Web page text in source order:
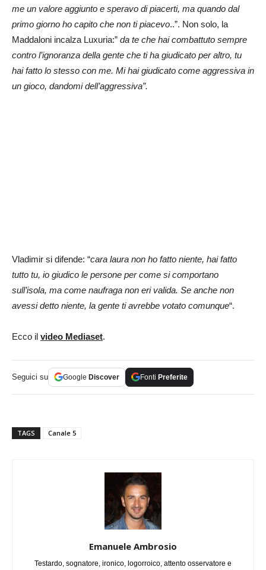
me un valore aggiunto e speravo di piacerti, ma quando dal
primo giorno ho capito che non ti piacevo..”. Non solo, la
Maddaloni incalza Luxuria:” da te che hai combattuto sempre
contro l’ignoranza della gente che ti ha giudicato per altro, tu
hai fatto lo stesso con me. Mi hai giudicato come aggressiva in
un gioco, dandomi dell’aggressiva”.
Vladimir si difende: “cara laura non ho fatto niente, hai fatto
tutto tu, io giudico le persone per come si comportano
sull’isola, ma come naufraga non eri valida. Se anche non
avessi detto niente, la gente ti avrebbe votato comunque“.
Ecco il video Mediaset.
Seguici su Google Discover Fonti Preferite
TAGS Canale 5
Emanuele Ambrosio
Testardo, sognatore, ironico, logorroico, attento osservatore e